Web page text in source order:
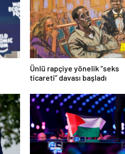
Ünlü rapçiye yönelik “seks
ticareti” davası başladı